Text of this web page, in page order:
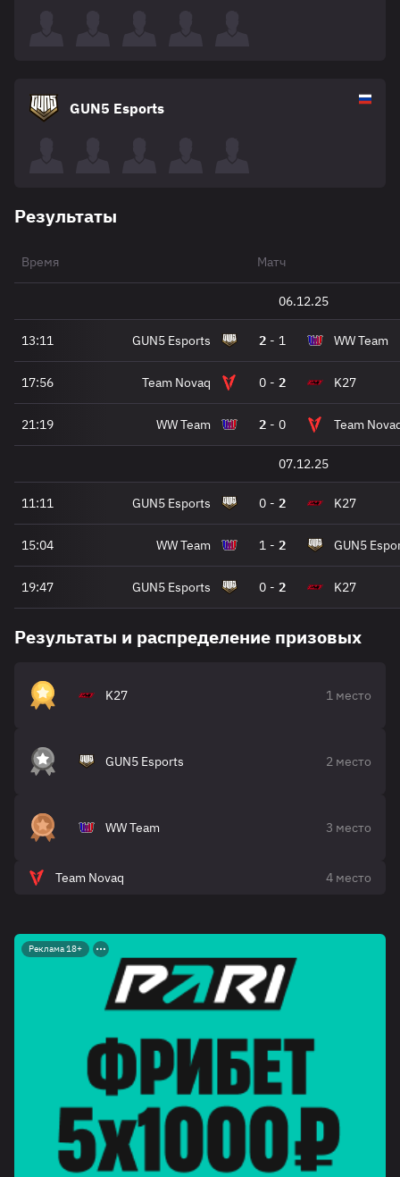
GUN5 Esports
Результаты
Время Матч
06.12.25
13:11 GUN5 Esports 2 - 1 WW Team
17:56 Team Novaq 0 - 2 K27
21:19 WW Team 2 - 0 Team
07.12.25
11:11 GUN5 Esports 0 - 2 K27
15:04 WW Team 1 - 2 GUN5
19:47 GUN5 Esports 0 - 2 K27
Результаты и распределение призовых
K27 1 место
GUN5 Esports 2 место
WW Team 3 место
Team Novaq 4 место
Реклама 18+